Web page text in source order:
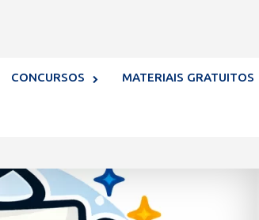
CONCURSOS MATERIAIS GRATUITOS